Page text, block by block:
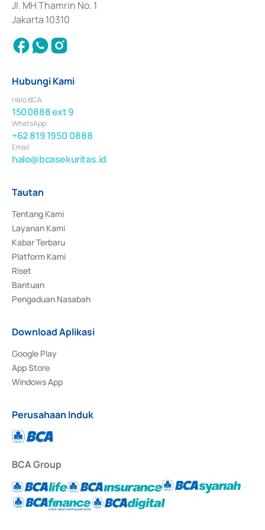
Jl. MH Thamrin No. 1
Jakarta 10310
Hubungi Kami
Halo BCA
1500888 ext 9
WhatsApp
+62 819 1950 0888
Email
halo@bcasekuritas.id
Tautan
Tentang Kami
Layanan Kami
Kabar Terbaru
Platform Kami
Riset
Bantuan
Pengaduan Nasabah
Download Aplikasi
Google Play
App Store
Windows App
Perusahaan Induk
BCA Group